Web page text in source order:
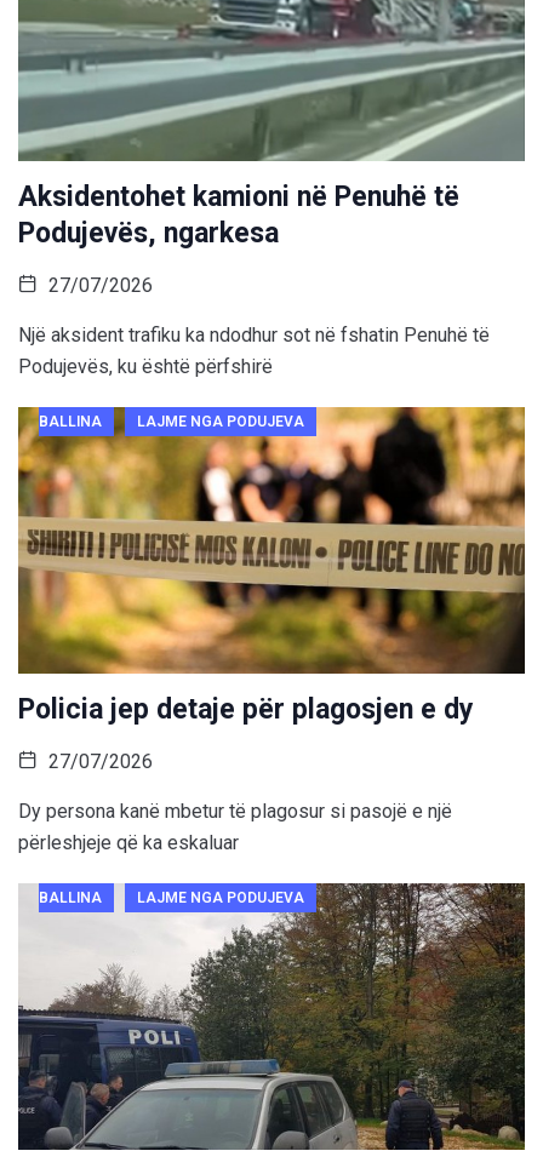
Aksidentohet kamioni në Penuhë të
Podujevës, ngarkesa
27/07/2026
Një aksident trafiku ka ndodhur sot në fshatin Penuhë të
Podujevës, ku është përfshirë
BALLINA LAJME NGA PODUJEVA
Policia jep detaje për plagosjen e dy
27/07/2026
Dy persona kanë mbetur të plagosur si pasojë e një
përleshjeje që ka eskaluar
BALLINA LAJME NGA PODUJEVA